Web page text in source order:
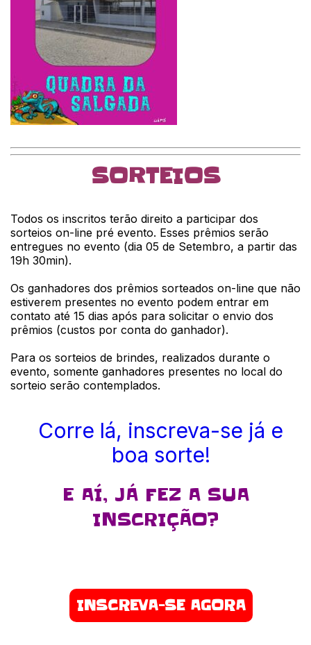
SORTEIOS
Todos os inscritos terão direito a participar dos
sorteios on-line pré evento. Esses prêmios serão
entregues no evento (dia 05 de Setembro, a partir das
19h 30min).
Os ganhadores dos prêmios sorteados on-line que não
estiverem presentes no evento podem entrar em
contato até 15 dias após para solicitar o envio dos
prêmios (custos por conta do ganhador).
Para os sorteios de brindes, realizados durante o
evento, somente ganhadores presentes no local do
sorteio serão contemplados.
Corre lá, inscreva-se já e
boa sorte!
E AÍ, JÁ FEZ A SUA
INSCRIÇÃO?
INSCREVA-SE AGORA